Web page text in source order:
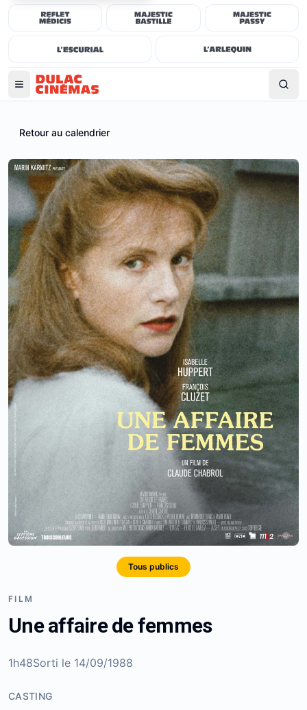
Retour au calendrier
Tous publics
FILM
Une affaire de femmes
1h48Sorti le 14/09/1988
CASTING